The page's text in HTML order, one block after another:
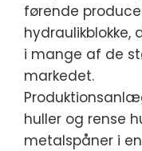
førende
i mange af de
markedet.
huller og rense
metalspåner i